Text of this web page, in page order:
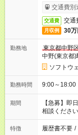
交通費別
交通費 交通
月収例 30万
勤務地
東京都中野
中野(東京都
ソフトウ
勤務時間 9:00～
期間
【急募】
相談ください
特徴 履歴書不要 /